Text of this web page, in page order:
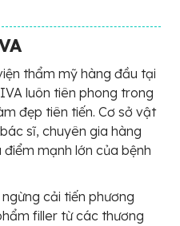
thẩm mỹ hàng đầu tại
luôn tiên phong trong
đẹp tiên tiến. Cơ sở vật
sĩ, chuyên gia hàng
mạnh lớn của bệnh
cải tiến phương
filler từ các thương